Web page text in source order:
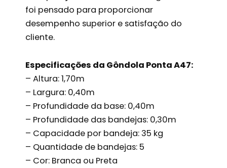
foi pensado para proporcionar
desempenho superior e satisfação do
cliente.
Especificações da Gôndola Ponta A47:
– Altura: 1,70m
– Largura: 0,40m
– Profundidade da base: 0,40m
– Profundidade das bandejas: 0,30m
– Capacidade por bandeja: 35 kg
– Quantidade de bandejas: 5
– Cor: Branca ou Preta